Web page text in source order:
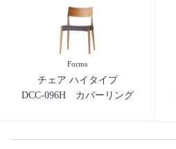
Forms
チェア ハイタイプ
DCC-096H カバーリング